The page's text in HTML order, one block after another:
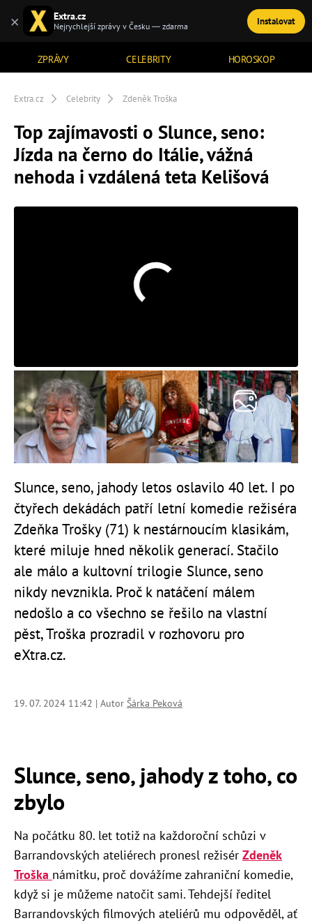
ZPRÁVY CELEBRITY HOROSKOP
TÉMATA
Extra.cz Celebrity Zdeněk Troška
Top zajímavosti o Slunce, seno:
Jízda na černo do Itálie, vážná
nehoda i vzdálená teta Kelišová
Slunce, seno, jahody letos oslavilo 40 let. I po
čtyřech dekádách patří letní komedie režiséra
Zdeňka Trošky (71) k nestárnoucím klasikám,
které miluje hned několik generací. Stačilo
ale málo a kultovní trilogie Slunce, seno
nikdy nevznikla. Proč k natáčení málem
nedošlo a co všechno se řešilo na vlastní
pěst, Troška prozradil v rozhovoru pro
eXtra.cz.
19. 07. 2024 11:42 | Autor Šárka Peková
Slunce, seno, jahody z toho, co
zbylo
Na počátku 80. let totiž na každoroční schůzi v
Barrandovských ateliérech pronesl režisér Zdeněk
Troška námitku, proč dovážíme zahraniční komedie,
když si je můžeme natočit sami. Tehdejší ředitel
Barrandovských filmových ateliérů mu odpověděl, ať
× Extra.cz
Nejrychlejší zprávy v Česku — zdarma Instalovat